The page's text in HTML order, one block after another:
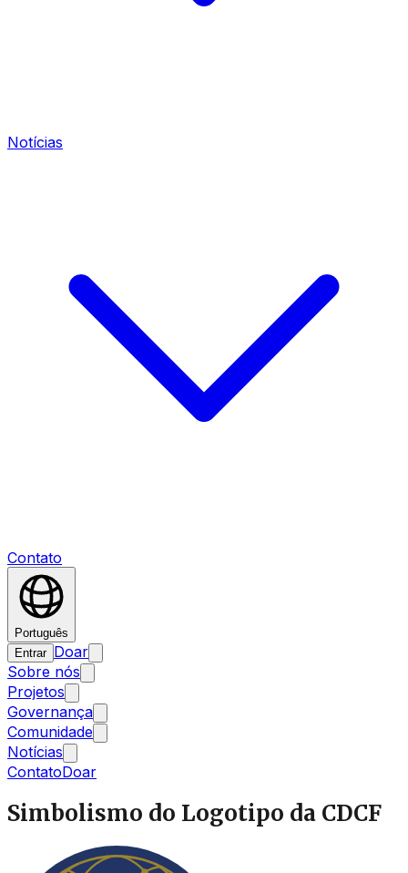
Notícias
Contato
Português
Entrar Doar
Sobre nós
Projetos
Governança
Comunidade
Notícias
ContatoDoar
Simbolismo do Logotipo da CDCF